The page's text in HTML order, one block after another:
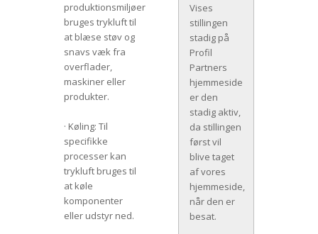
produktionsmiljøer
bruges trykluft til
at blæse støv og
snavs væk fra
overflader,
maskiner eller
produkter.
· Køling: Til
specifikke
processer kan
trykluft bruges til
at køle
komponenter
eller udstyr ned.
Vises
stillingen
stadig på
Profil
Partners
hjemmeside
er den
stadig aktiv,
da stillingen
først vil
blive taget
af vores
hjemmeside,
når den er
besat.